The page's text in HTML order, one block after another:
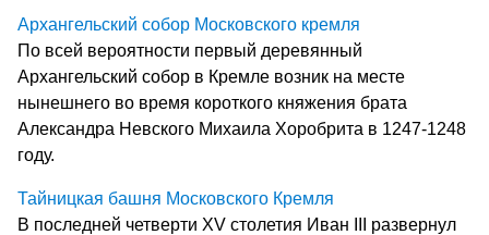
Архангельский собор Московского кремля
По всей вероятности первый деревянный
Архангельский собор в Кремле возник на месте
нынешнего во время короткого княжения брата
Александра Невского Михаила Хоробрита в 1247-1248
году.
Тайницкая башня Московского Кремля
В последней четверти XV столетия Иван III развернул